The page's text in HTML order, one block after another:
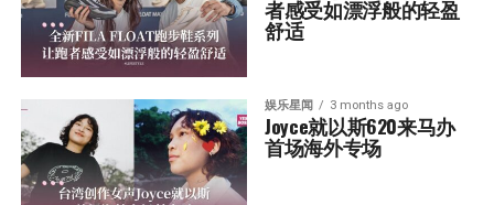
者感受如漂浮般的轻盈
舒适
娱乐星闻 3 months ago
Joyce就以斯620来马办
首场海外专场